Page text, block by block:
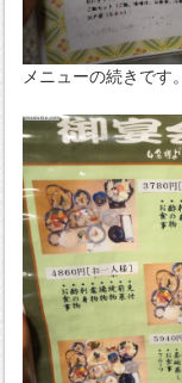
メニューの続きです